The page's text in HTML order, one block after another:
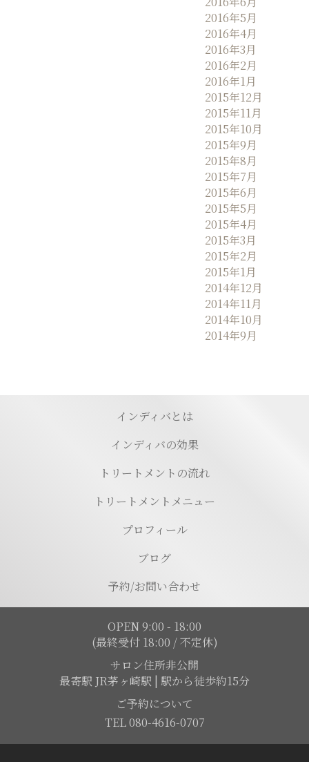
2016年5月
2016年4月
2016年3月
2016年2月
2016年1月
2015年12月
2015年11月
2015年10月
2015年9月
2015年8月
2015年7月
2015年6月
2015年5月
2015年4月
2015年3月
2015年2月
2015年1月
2014年12月
2014年11月
2014年10月
2014年9月
インディバとは
インディバの効果
トリートメントの流れ
トリートメントメニュー
プロフィール
ブログ
予約/お問い合わせ
OPEN 9:00 - 18:00
(最終受付 18:00 / 不定休)
サロン住所非公開
最寄駅 JR茅ヶ崎駅 | 駅から徒歩約15分
ご予約について
TEL 080-4616-0707